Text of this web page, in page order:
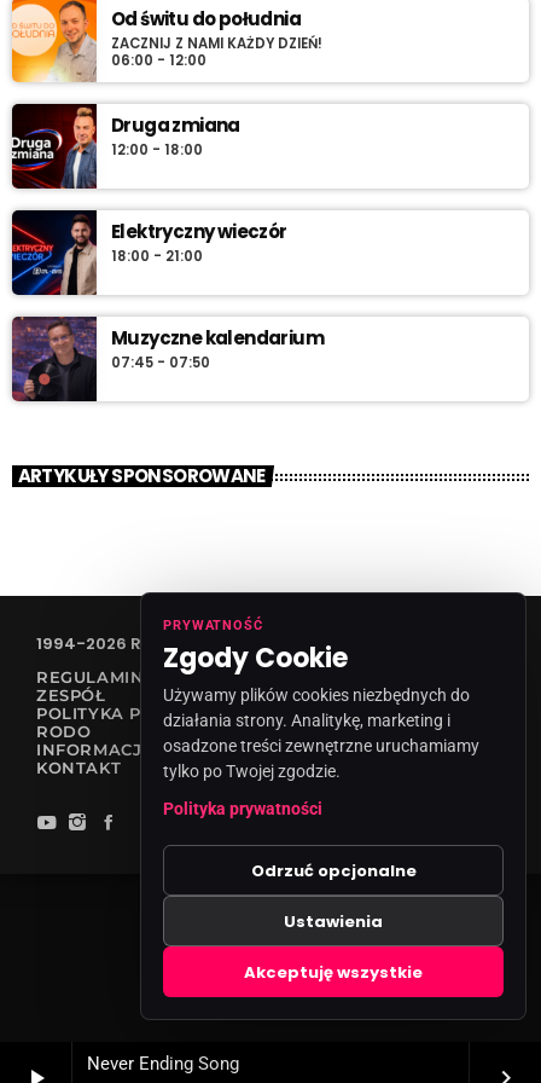
Never Ending Song
Od świtu do południa
ZACZNIJ Z NAMI KAŻDY DZIEŃ!
06:00 - 12:00
Druga zmiana
12:00 - 18:00
Elektryczny wieczór
18:00 - 21:00
Muzyczne kalendarium
07:45 - 07:50
ARTYKUŁY SPONSOROWANE
1994-2026 RADIO VANESSA SPÓŁKA Z O.O
REGULAMIN KONKURSÓW
ZESPÓŁ
POLITYKA PRYWATNOŚCI
RODO
INFORMACJA O NADAWCY
KONTAKT
PRYWATNOŚĆ
Zgody Cookie
Używamy plików cookies niezbędnych do
działania strony. Analitykę, marketing i
osadzone treści zewnętrzne uruchamiamy
tylko po Twojej zgodzie.
Polityka prywatności
Odrzuć opcjonalne
Ustawienia
Akceptuję wszystkie
Zgody cookies